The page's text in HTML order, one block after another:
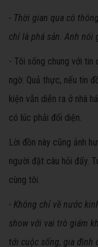
- Thời gian qua có
chí là phá sản. Anh nói
- Tôi sống chung với tin
ngờ. Quả thực, nếu tin
kiện vẫn diễn ra ở nhà
có lúc phải đối diện.
Lời đồn này cũng ảnh
người đặt câu hỏi đấy.
cùng tôi.
- Không chỉ về nước
show với vai trò giám
tới cuộc sống, gia đình